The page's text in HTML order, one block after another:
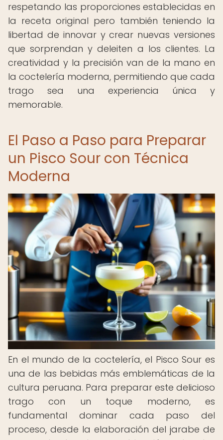
respetando las proporciones establecidas en
la receta original pero también teniendo la
libertad de innovar y crear nuevas versiones
que sorprendan y deleiten a los clientes. La
creatividad y la precisión van de la mano en
la coctelería moderna, permitiendo que cada
trago sea una experiencia única y
memorable.
El Paso a Paso para Preparar
un Pisco Sour con Técnica
Moderna
En el mundo de la coctelería, el Pisco Sour es
una de las bebidas más emblemáticas de la
cultura peruana. Para preparar este delicioso
trago con un toque moderno, es
fundamental dominar cada paso del
proceso, desde la elaboración del jarabe de